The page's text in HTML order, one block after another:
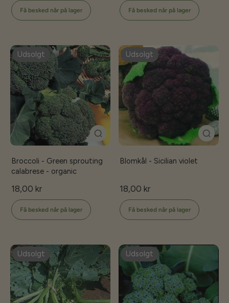
Få besked når på lager Få besked når på lager
Udsolgt
Broccoli - Green sprouting
calabrese - organic
18,00 kr
Få besked når på lager
Udsolgt
Blomkål - Sicilian violet
18,00 kr
Få besked når på lager
Udsolgt Udsolgt